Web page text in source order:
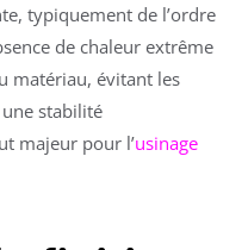
typiquement de l’ordre
de chaleur extrême
matériau, évitant les
stabilité
majeur pour l’usinage